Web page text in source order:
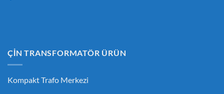
ÇİN TRANSFORMATÖR ÜRÜN
Kompakt Trafo Merkezi